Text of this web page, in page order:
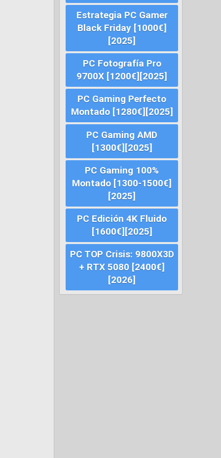
Estrategia PC Gamer
Black Friday [1000€]
[2025]
PC Fotografía Pro
9700X [1200€][2025]
PC Gaming Perfecto
Montado [1280€][2025]
PC Gaming AMD
[1300€][2025]
PC Gaming 100%
Montado [1300-1500€]
[2025]
PC Edición 4K Fluido
[1600€][2025]
PC TOP Crisis: 9800X3D
+ RTX 5080 [2400€]
[2026]